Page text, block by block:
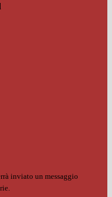
inviato un messaggio